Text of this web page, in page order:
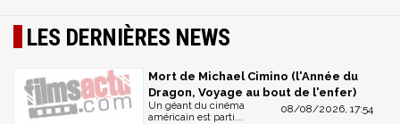
LES DERNIÈRES NEWS
Mort de Michael Cimino (l'Année du
Dragon, Voyage au bout de l'enfer)
08/08/2026, 17:54
Un géant du cinéma
américain est parti...